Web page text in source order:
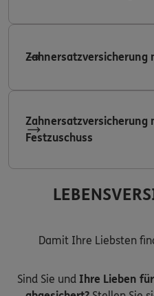
Zahnersatzversicherung
Festzuschuss
Damit Ihre Liebsten
Sind Sie und Ihre Lieben